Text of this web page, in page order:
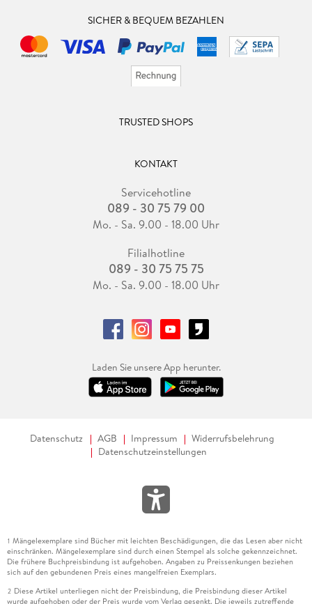
SICHER & BEQUEM BEZAHLEN
TRUSTED SHOPS
KONTAKT
Servicehotline
089 - 30 75 79 00
Mo. - Sa. 9.00 - 18.00 Uhr
Filialhotline
089 - 30 75 75 75
Mo. - Sa. 9.00 - 18.00 Uhr
Laden Sie unsere App herunter.
Datenschutz AGB Impressum
Widerrufsbelehrung
Datenschutzeinstellungen
1 Mängelexemplare sind Bücher mit leichten Beschädigungen, die das Lesen aber nicht
einschränken. Mängelexemplare sind durch einen Stempel als solche gekennzeichnet.
Die frühere Buchpreisbindung ist aufgehoben. Angaben zu Preissenkungen beziehen
sich auf den gebundenen Preis eines mangelfreien Exemplars.
2 Diese Artikel unterliegen nicht der Preisbindung, die Preisbindung dieser Artikel
wurde aufgehoben oder der Preis wurde vom Verlag gesenkt. Die jeweils zutreffende